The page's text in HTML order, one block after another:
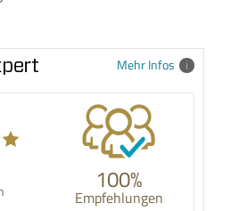
Mehr Infos
100%
Empfehlungen
Timo Pommer